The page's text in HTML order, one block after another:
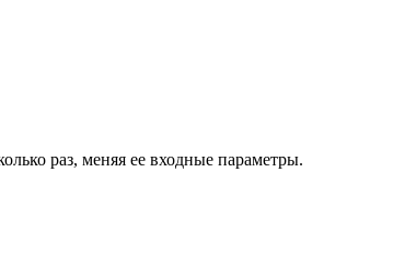
раз, меняя ее входные параметры.